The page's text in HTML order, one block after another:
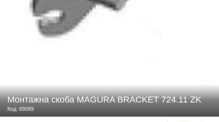
Монтажна скоба MAGURA BRACKET 724.11 ZK
Код: 69089